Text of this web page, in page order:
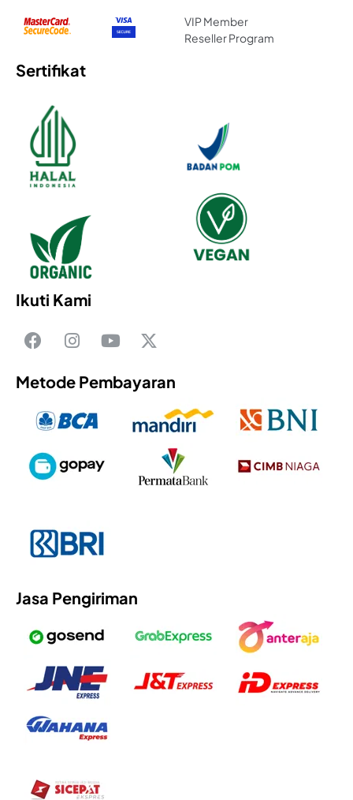
VIP Member
Reseller Program
Sertifikat
Ikuti Kami
Metode Pembayaran
Jasa Pengiriman